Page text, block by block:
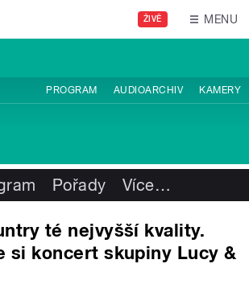
ŽIVĚ MENU
PROGRAM AUDIOARCHIV KAMERY
Pořady Více…
té nejvyšší kvality.
si koncert skupiny Lucy &